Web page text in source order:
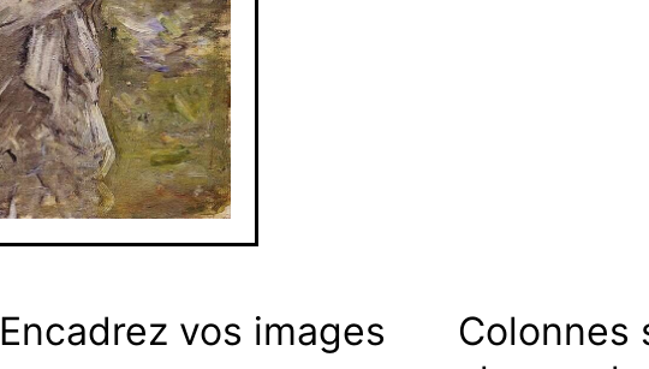
Encadrez vos images
Colonnes